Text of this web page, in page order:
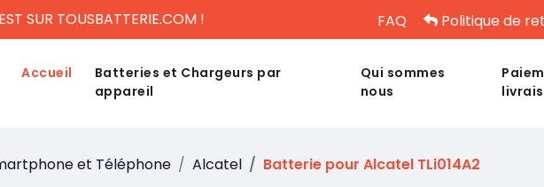
SUR TOUSBATTERIE.COM ! FAQ Politique de
Accueil
Batteries et Chargeurs par
appareil
Qui sommes
nous
et Téléphone Alcatel Batterie pour Alcatel TLi014A2